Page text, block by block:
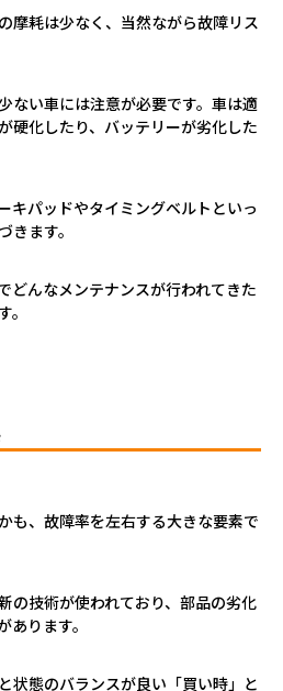
摩耗は少なく、当然ながら故障リス
ない車には注意が必要です。車は適
硬化したり、バッテリーが劣化した
キパッドやタイミングベルトといっ
きます。
どんなメンテナンスが行われてきた
も、故障率を左右する大きな要素で
の技術が使われており、部品の劣化
ります。
状態のバランスが良い「買い時」と